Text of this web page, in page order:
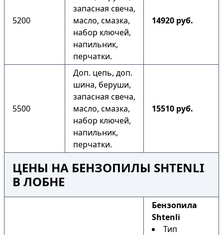
5200
запасная свеча,
масло, смазка,
набор ключей,
напильник,
перчатки.
14920 руб.
5500
Доп. цепь, доп.
шина, беруши,
запасная свеча,
масло, смазка,
набор ключей,
напильник,
перчатки.
15510 руб.
ЦЕНЫ НА БЕНЗОПИЛЫ SHTENLI
В ЛОБНЕ
Бензопила
Shtenli
Тип